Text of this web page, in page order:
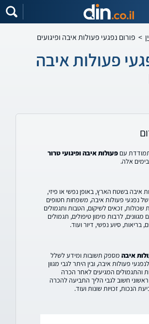
> פורום נפגעי פעולות איבה ופיגועים
פעולות איבה
עםפעולות איבה ופיגועי טרור
אלה.
איבה בשטח הארץ, באופן נפשי או פיזי,
נפגעי פעולות איבה, משפחות חטופים
שכולות, זכאים לשיקום, הטבות ותגמולים
מגוונים, לרבות מימון טיפולים, תגמולים
בריאות, סיוע נפשי, דיור ועוד.
איבה מספק תשובות ומידע לשלל
פעולות איבה, ובין היתר לגבי מגוון
והתגמולים המגיעים לאחר הכרה
ראשוני חשוב לגבי הליך התביעה להכרה
הנכות, זכויות שונות ועוד.